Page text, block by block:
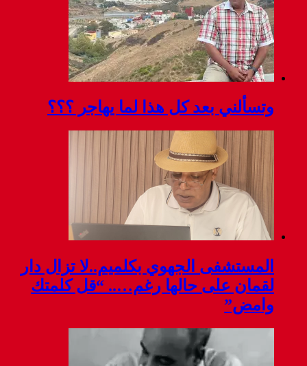
وتسألني بعد كل هذا لما يهاجر ؟؟؟
المستشفى الجهوي بكلميم..لا تزال دار
لقمان على حالها رغم….. “قل كلمتك
وامض”